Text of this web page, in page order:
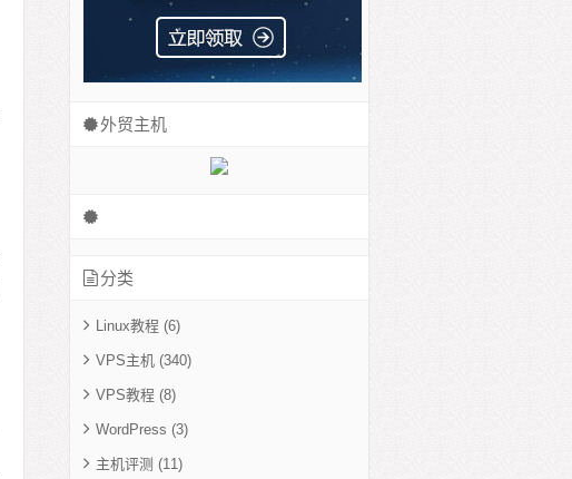
外贸主机
分类
Linux教程 (6)
VPS主机 (340)
VPS教程 (8)
WordPress (3)
主机评测 (11)